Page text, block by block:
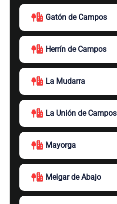
Gatón de Campos
Herrín de Campos
La Mudarra
La Unión de Campos
Mayorga
Melgar de Abajo